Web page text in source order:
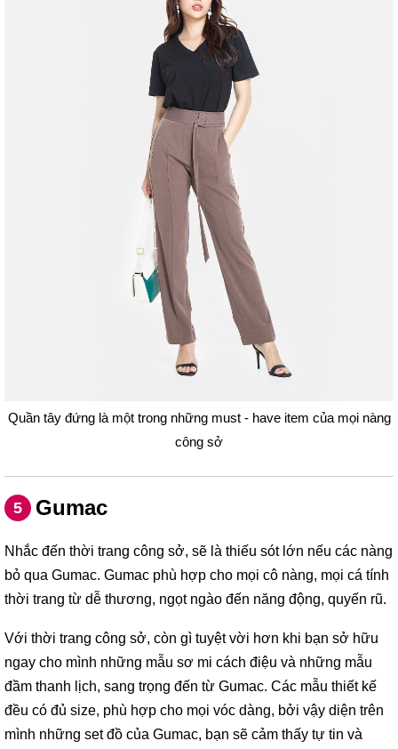
Quần tây đứng là một trong những must - have item của mọi nàng
công sở
5 Gumac
Nhắc đến thời trang công sở, sẽ là thiếu sót lớn nếu các nàng
bỏ qua Gumac. Gumac phù hợp cho mọi cô nàng, mọi cá tính
thời trang từ dễ thương, ngọt ngào đến năng động, quyến rũ.
Với thời trang công sở, còn gì tuyệt vời hơn khi bạn sở hữu
ngay cho mình những mẫu sơ mi cách điệu và những mẫu
đầm thanh lịch, sang trọng đến từ Gumac. Các mẫu thiết kế
đều có đủ size, phù hợp cho mọi vóc dàng, bởi vậy diện trên
mình những set đồ của Gumac, bạn sẽ cảm thấy tự tin và